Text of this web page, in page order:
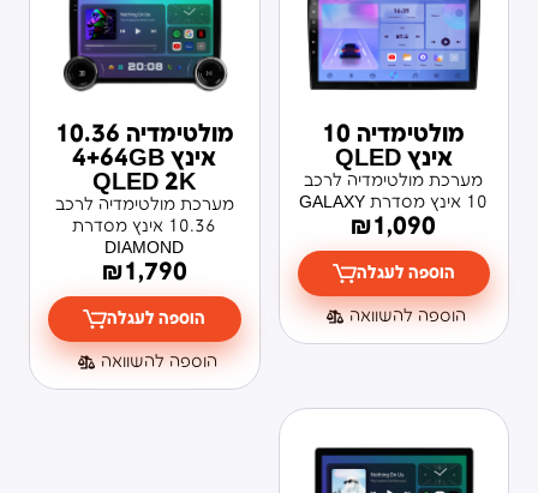
מולטימדיה 10
אינץ QLED
מערכת מולטימדיה לרכב
10 אינץ מסדרת GALAXY
₪1,090
הוספה להשוואה
הוספה לעגלה
מולטימדיה 10.36
אינץ 4+64GB
QLED 2K
מערכת מולטימדיה לרכב
10.36 אינץ מסדרת
DIAMOND
₪1,790
הוספה להשוואה
הוספה לעגלה